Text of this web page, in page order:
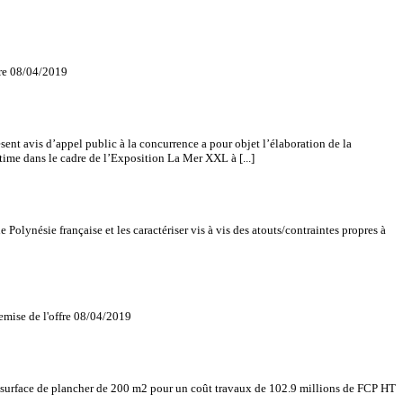
08/04/2019
avis d’appel public à la concurrence a pour objet l’élaboration de la
dans le cadre de l’Exposition La Mer XXL à [...]
française et les caractériser vis à vis des atouts/contraintes propres à
de l'offre 08/04/2019
de plancher de 200 m2 pour un coût travaux de 102.9 millions de FCP HT